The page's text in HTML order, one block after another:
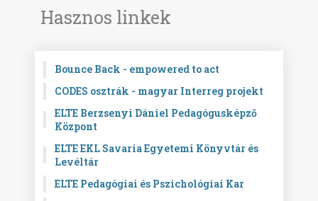
Hasznos linkek
Bounce Back - empowered to act
CODES osztrák - magyar Interreg projekt
ELTE Berzsenyi Dániel Pedagógusképző
Központ
ELTE EKL Savaria Egyetemi Könyvtár és
Levéltár
ELTE Pedagógiai és Pszichológiai Kar